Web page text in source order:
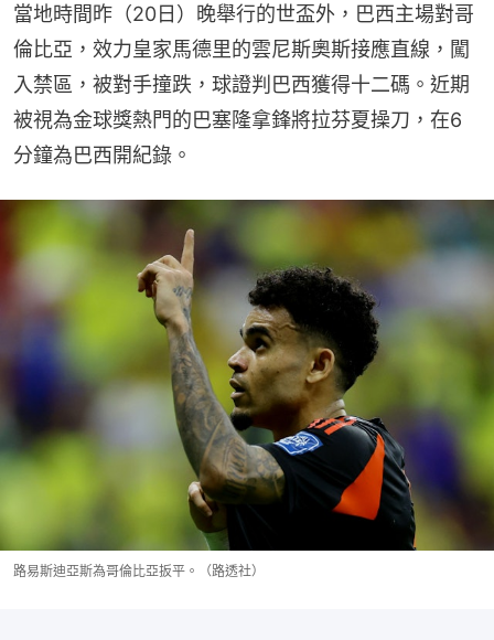
當地時間昨（20日）晚舉行的世盃外，巴西主場對哥
倫比亞，效力皇家馬德里的雲尼斯奧斯接應直線，闖
入禁區，被對手撞跌，球證判巴西獲得十二碼。近期
被視為金球獎熱門的巴塞隆拿鋒將拉芬夏操刀，在6
分鐘為巴西開紀錄。
路易斯迪亞斯為哥倫比亞扳平。（路透社）